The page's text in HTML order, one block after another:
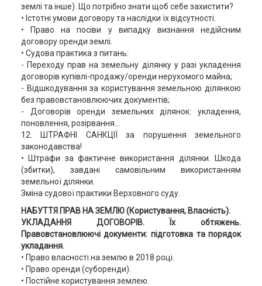
землі та інше). Що потрібно знати щоб себе захистити?
• Істотні умови договору та наслідки їх відсутності.
• Право на посіви у випадку визнання недійсним
договору оренди землі.
• Судова практика з питань:
- Переходу прав на земельну ділянку у разі укладення
договорів купівлі-продажу/оренди нерухомого майна;
- Відшкодування за користування земельною ділянкою
без правовстановлюючих документів;
- Договорів оренди земельних ділянок: укладення,
поновлення, розірвання...
12. ШТРАФНІ САНКЦІЇ за порушення земельного
законодавства!
• Штрафи за фактичне використання ділянки. Шкода
(збитки), завдані самовільним використанням
земельної ділянки.
Зміна судової практики Верховного суду.
НАБУТТЯ ПРАВ НА ЗЕМЛЮ (Користування, Власність).
УКЛАДАННЯ ДОГОВОРІВ. Їх обтяжень.
Правовстановлюючі документи: підготовка та порядок
укладання.
• Право власності на землю в 2018 році.
• Право оренди (суборенди).
• Постійне користування землею.